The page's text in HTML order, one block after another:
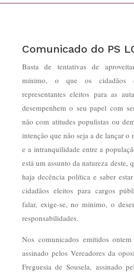
Comunicado do PS
Basta de tentativas de
mínimo, o que os cidadãos
representantes eleitos para as
desempenhem o seu papel com
não com atitudes populistas ou
intenção que não seja a de lançar o
e a intranquilidade entre a
está um assunto da natureza deste,
haja decência política e saber
cidadãos eleitos para cargos
falar, exige-se, no mínimo, o
responsabilidades.
Nos comunicados emitidos
assinado pelos Vereadores da
Freguesia de Sousela, assinado